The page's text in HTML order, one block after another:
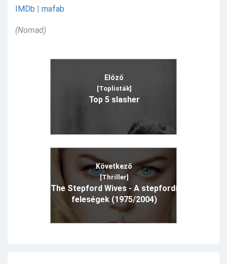
IMDb | mafab
(Nomad)
Előző
[Toplisták]
Top 5 slasher
Következő
[Thriller]
The Stepford Wives - A stepfordi
feleségek (1975/2004)